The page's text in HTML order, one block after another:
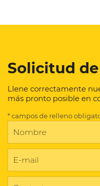
Solicitud
Llene correctamente
más pronto posible en
* campos de relleno